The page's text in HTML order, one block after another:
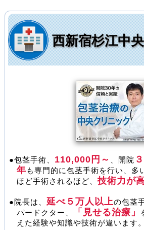
西新宿杉江中
●包茎手術、 110,000円～ 、開院
年も専門的に包茎手術を行い、多
ほど手術されるほど、技術力が
●院長は、 延べ５万人以上の包茎
パードクター、
「見せる治療」
えた経験や知識や技術が違います。